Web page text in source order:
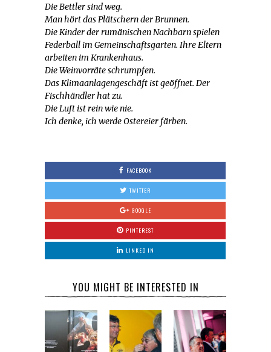
Die Bettler sind weg.
Man hört das Plätschern der Brunnen.
Die Kinder der rumänischen Nachbarn spielen
Federball im Gemeinschaftsgarten. Ihre Eltern
arbeiten im Krankenhaus.
Die Weinvorräte schrumpfen.
Das Klimaanlagengeschäft ist geöffnet. Der
Fischhändler hat zu.
Die Luft ist rein wie nie.
Ich denke, ich werde Ostereier färben.
FACEBOOK
TWITTER
GOOGLE
PINTEREST
LINKED IN
YOU MIGHT BE INTERESTED IN